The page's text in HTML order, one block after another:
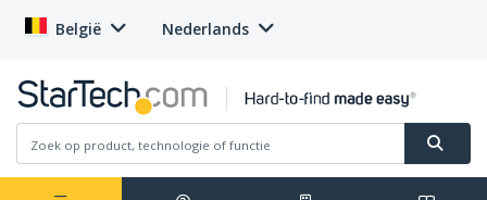
België Nederlands